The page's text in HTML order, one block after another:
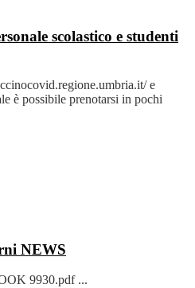
scolastico e studenti
e
è possibile prenotarsi in pochi
NEWS
9930.pdf ...